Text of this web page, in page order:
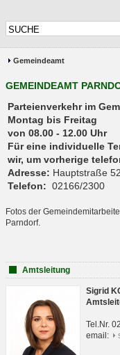
Gemeindeamt
GEMEINDEAMT
Parteienverkehr
Montag bis Freitag
von 08.00 - 12.00 Uhr
Für eine individuelle
wir, um vorherige
Adresse: Hauptstraße
Telefon: 02166/2300
Fotos der
Parndorf.
Amtsleitung
Sigrid
Tel.Nr.
email: